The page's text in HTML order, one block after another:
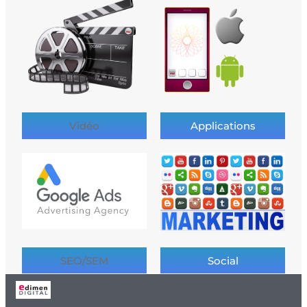
Vidéo Applications
SEO/SEM Social